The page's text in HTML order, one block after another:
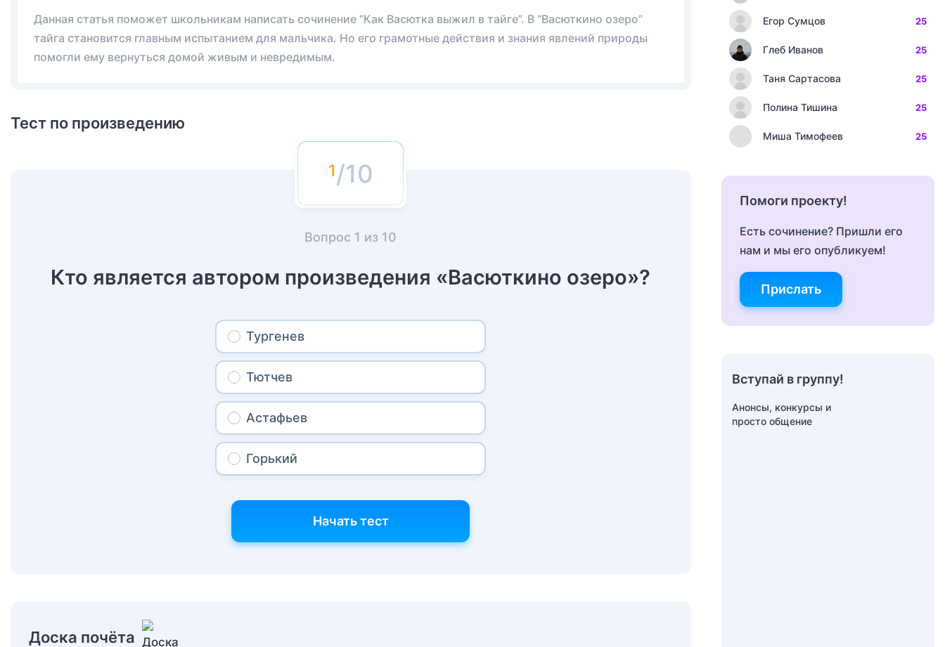
Данная статья поможет школьникам написать сочинение “Как Васютка выжил в тайге”. В “Васюткино озеро”
тайга становится главным испытанием для мальчика. Но его грамотные действия и знания явлений природы
помогли ему вернуться домой живым и невредимым.
Тест по произведению
/10
Вопрос 1 из 10
Кто является автором произведения «Васюткино озеро»?
Тургенев
Тютчев
Астафьев
Горький
Начать тест
Доска почёта
Егор Сумцов 25
Глеб Иванов 25
Таня Сартасова 25
Полина Тишина 25
Миша Тимофеев 25
Помоги проекту!
Есть сочинение? Пришли его
нам и мы его опубликуем!
Прислать
Вступай в группу!
Анонсы, конкурсы и
просто общение